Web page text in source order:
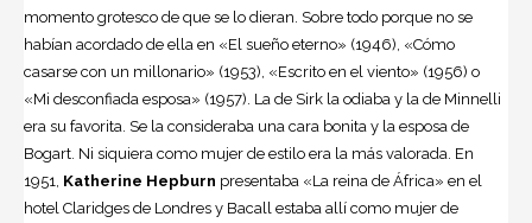
momento grotesco de que se lo dieran. Sobre todo porque no se
habían acordado de ella en «El sueño eterno» (1946), «Cómo
casarse con un millonario» (1953), «Escrito en el viento» (1956) o
«Mi desconfiada esposa» (1957). La de Sirk la odiaba y la de Minnelli
era su favorita. Se la consideraba una cara bonita y la esposa de
Bogart. Ni siquiera como mujer de estilo era la más valorada. En
1951, Katherine Hepburn presentaba «La reina de África» en el
hotel Claridges de Londres y Bacall estaba allí como mujer de